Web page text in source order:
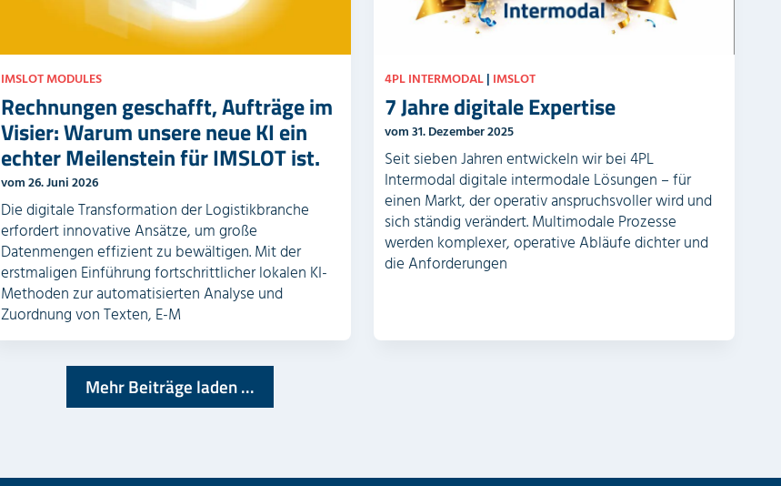
IMSLOT MODULES
Rechnungen geschafft, Aufträge im
Visier: Warum unsere neue KI ein
echter Meilenstein für IMSLOT ist.
vom 26. Juni 2026
Die digitale Transformation der Logistikbranche
erfordert innovative Ansätze, um große
Datenmengen effizient zu bewältigen. Mit der
erstmaligen Einführung fortschrittlicher lokalen KI-
Methoden zur automatisierten Analyse und
Zuordnung von Texten, E-M
4PL INTERMODAL| IMSLOT
7 Jahre digitale Expertise
vom 31. Dezember 2025
Seit sieben Jahren entwickeln wir bei 4PL
Intermodal digitale intermodale Lösungen – für
einen Markt, der operativ anspruchsvoller wird und
sich ständig verändert. Multimodale Prozesse
werden komplexer, operative Abläufe dichter und
die Anforderungen
Mehr Beiträge laden ...